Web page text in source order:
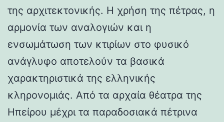
της αρχιτεκτονικής. Η χρήση της πέτρας, η
αρμονία των αναλογιών και η
ενσωμάτωση των κτιρίων στο φυσικό
ανάγλυφο αποτελούν τα βασικά
χαρακτηριστικά της ελληνικής
κληρονομιάς. Από τα αρχαία θέατρα της
Ηπείρου μέχρι τα παραδοσιακά πέτρινα